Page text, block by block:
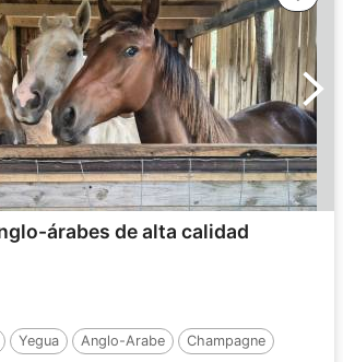
árabes de alta calidad
Yegua Anglo-Arabe
Champagne